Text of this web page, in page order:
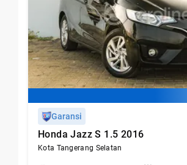
Garansi
Honda Jazz S 1.5 2016
Kota Tangerang Selatan